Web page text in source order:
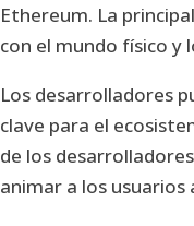
Ethereum. La
con el mundo físico y
Los desarrolladores
clave para el
de los
animar a los